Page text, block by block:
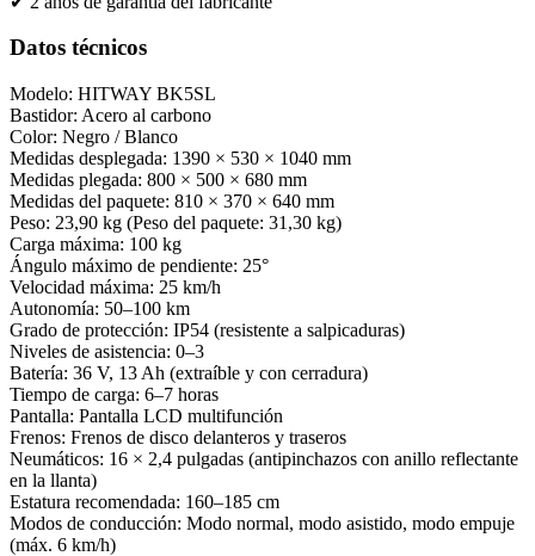
Datos técnicos
Modelo: HITWAY BK5SL
Bastidor: Acero al carbono
Color: Negro / Blanco
Medidas desplegada: 1390 × 530 × 1040 mm
Medidas plegada: 800 × 500 × 680 mm
Medidas del paquete: 810 × 370 × 640 mm
Peso: 23,90 kg (Peso del paquete: 31,30 kg)
Carga máxima: 100 kg
Ángulo máximo de pendiente: 25°
Velocidad máxima: 25 km/h
Autonomía: 50–100 km
Grado de protección: IP54 (resistente a salpicaduras)
Niveles de asistencia: 0–3
Batería: 36 V, 13 Ah (extraíble y con cerradura)
Tiempo de carga: 6–7 horas
Pantalla: Pantalla LCD multifunción
Frenos: Frenos de disco delanteros y traseros
Neumáticos: 16 × 2,4 pulgadas (antipinchazos con anillo reflectante
en la llanta)
Estatura recomendada: 160–185 cm
Modos de conducción: Modo normal, modo asistido, modo empuje
(máx. 6 km/h)